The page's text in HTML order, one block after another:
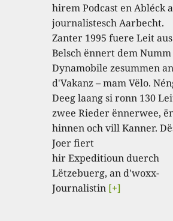
hirem Podcast en Abléck
journalistesch Aarbecht.
Zanter 1995 fuere Leit
Belsch ënnert dem Numm
Dynamobile zesummen an
d'Vakanz – mam Vëlo.
Deeg laang si ronn 130
zwee Rieder ënnerwee,
hinnen och vill Kanner.
Joer fiert
hir Expeditioun duerch
Lëtzebuerg, an d'woxx-
Journalistin [+]